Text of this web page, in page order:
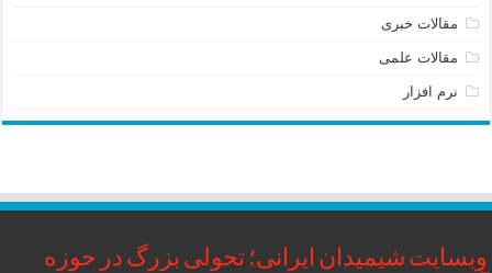
مقالات خبری
مقالات علمی
نرم افزار
وبسایت شیمیدان ایرانی؛ تحولی بزرگ در حوزه